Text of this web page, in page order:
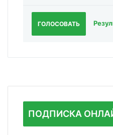
ГОЛОСОВАТЬ
ПОДПИСКА